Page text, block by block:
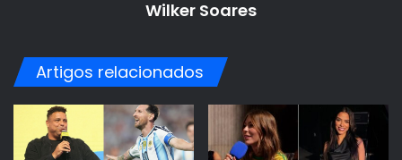
Wilker Soares
Artigos relacionados